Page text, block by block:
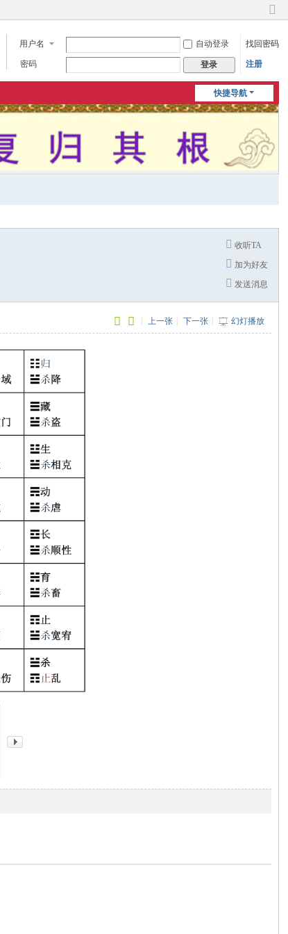
切
到
用户名 自动登录 找回密码
密码 登录 注册
快捷导航
收听TA
加为好友
发送消息
上一张 下一张 幻灯播放